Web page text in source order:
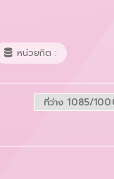
หน่วยกิต :
ที่ว่าง 1085/